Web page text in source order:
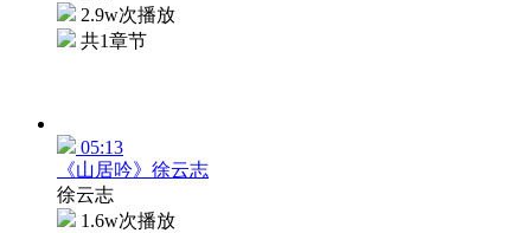
2.9w次播放
共1章节
05:13
《山居吟》徐云志
徐云志
1.6w次播放